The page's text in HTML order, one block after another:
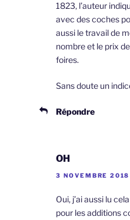
1823, l’auteur
avec des coches
aussi le travail de
nombre et le prix
foires.
Sans doute un
Répondre
OH
3 NOVEMBRE
Oui, j’ai aussi lu
pour les additions